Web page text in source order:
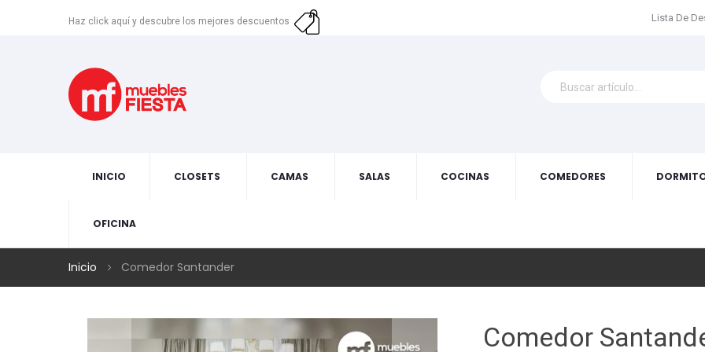
Haz click aquí y descubre los mejores descuentos Lista De
INICIO CLOSETS CAMAS SALAS COCINAS COMEDORES
OFICINA
Inicio Comedor Santander
Comedor